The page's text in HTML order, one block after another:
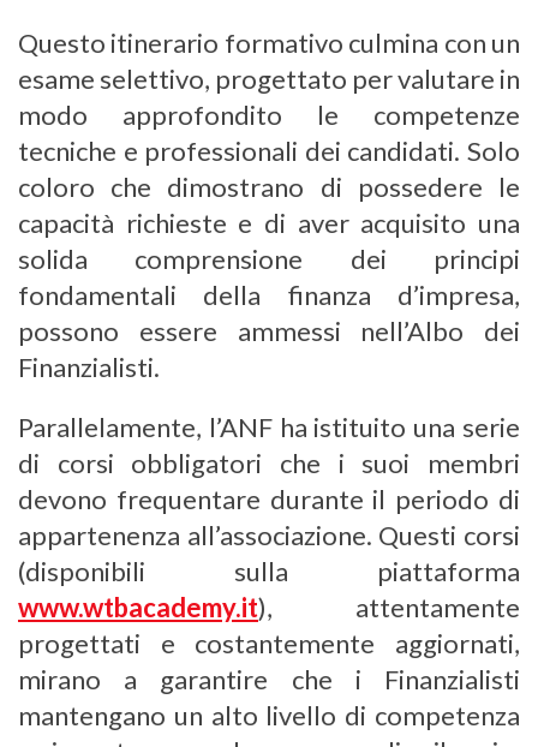
Questo itinerario formativo culmina con un
esame selettivo, progettato per valutare in
modo approfondito le competenze
tecniche e professionali dei candidati. Solo
coloro che dimostrano di possedere le
capacità richieste e di aver acquisito una
solida comprensione dei principi
fondamentali della finanza d’impresa,
possono essere ammessi nell’Albo dei
Finanzialisti.
Parallelamente, l’ANF ha istituito una serie
di corsi obbligatori che i suoi membri
devono frequentare durante il periodo di
appartenenza all’associazione. Questi corsi
(disponibili sulla piattaforma
www.wtbacademy.it), attentamente
progettati e costantemente aggiornati,
mirano a garantire che i Finanzialisti
mantengano un alto livello di competenza